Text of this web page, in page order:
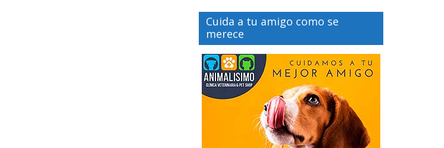
Cuida a tu amigo como se
merece